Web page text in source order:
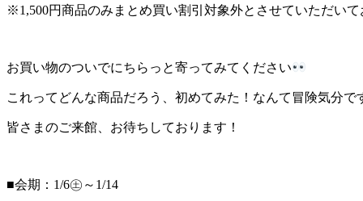
※1,500円商品のみまとめ買い割引対象外とさせていただいて
お買い物のついでにちらっと寄ってみてください
これってどんな商品だろう、初めてみた！なんて冒険気分
皆さまのご来館、お待ちしております！
■会期：1/6㊏～1/14